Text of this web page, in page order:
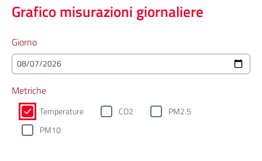
Grafico misurazioni giornaliere
Giorno
Metriche
Temperature CO2
PM2.5
PM10